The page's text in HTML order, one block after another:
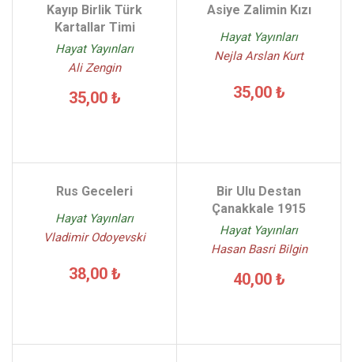
Kayıp Birlik Türk
Kartallar Timi
Hayat Yayınları
Ali Zengin
35,00 ₺
Asiye Zalimin Kızı
Hayat Yayınları
Nejla Arslan Kurt
35,00 ₺
Rus Geceleri
Hayat Yayınları
Vladimir Odoyevski
38,00 ₺
Bir Ulu Destan
Çanakkale 1915
Hayat Yayınları
Hasan Basri Bilgin
40,00 ₺